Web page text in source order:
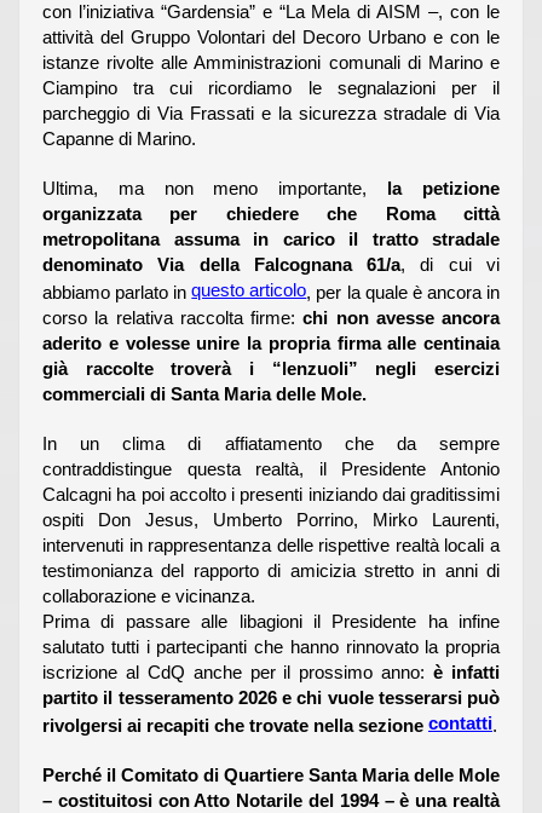
con l’iniziativa “Gardensia” e “La Mela di AISM –, con le
attività del Gruppo Volontari del Decoro Urbano e con le
istanze rivolte alle Amministrazioni comunali di Marino e
Ciampino tra cui ricordiamo le segnalazioni per il
parcheggio di Via Frassati e la sicurezza stradale di Via
Capanne di Marino.
Ultima, ma non meno importante, la petizione
organizzata per chiedere che Roma città
metropolitana assuma in carico il tratto stradale
denominato Via della Falcognana 61/a, di cui vi
abbiamo parlato inquesto articolo, per la quale è ancora in
corso la relativa raccolta firme:chi non avesse ancora
aderito e volesse unire la propria firma alle centinaia
già raccolte troverà i “lenzuoli” negli esercizi
commerciali di Santa Maria delle Mole.
In un clima di affiatamento che da sempre
contraddistingue questa realtà, il Presidente Antonio
Calcagni ha poi accolto i presenti iniziando dai graditissimi
ospiti Don Jesus, Umberto Porrino, Mirko Laurenti,
intervenuti in rappresentanza delle rispettive realtà locali a
testimonianza del rapporto di amicizia stretto in anni di
collaborazione e vicinanza.
Prima di passare alle libagioni il Presidente ha infine
salutato tutti i partecipanti che hanno rinnovato la propria
iscrizione al CdQ anche per il prossimo anno:è infatti
partito il tesseramento 2026 e chi vuole tesserarsi può
rivolgersi ai recapiti che trovate nella sezione contatti.
Perché il Comitato di Quartiere Santa Maria delle Mole
– costituitosi con Atto Notarile del 1994 – è una realtà